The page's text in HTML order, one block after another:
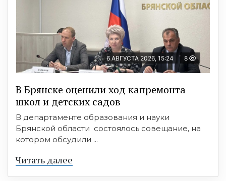
6 АВГУСТА 2026, 15:24 8
В Брянске оценили ход капремонта
школ и детских садов
В департаменте образования и науки
Брянской области состоялось совещание, на
котором обсудили ...
Читать далее